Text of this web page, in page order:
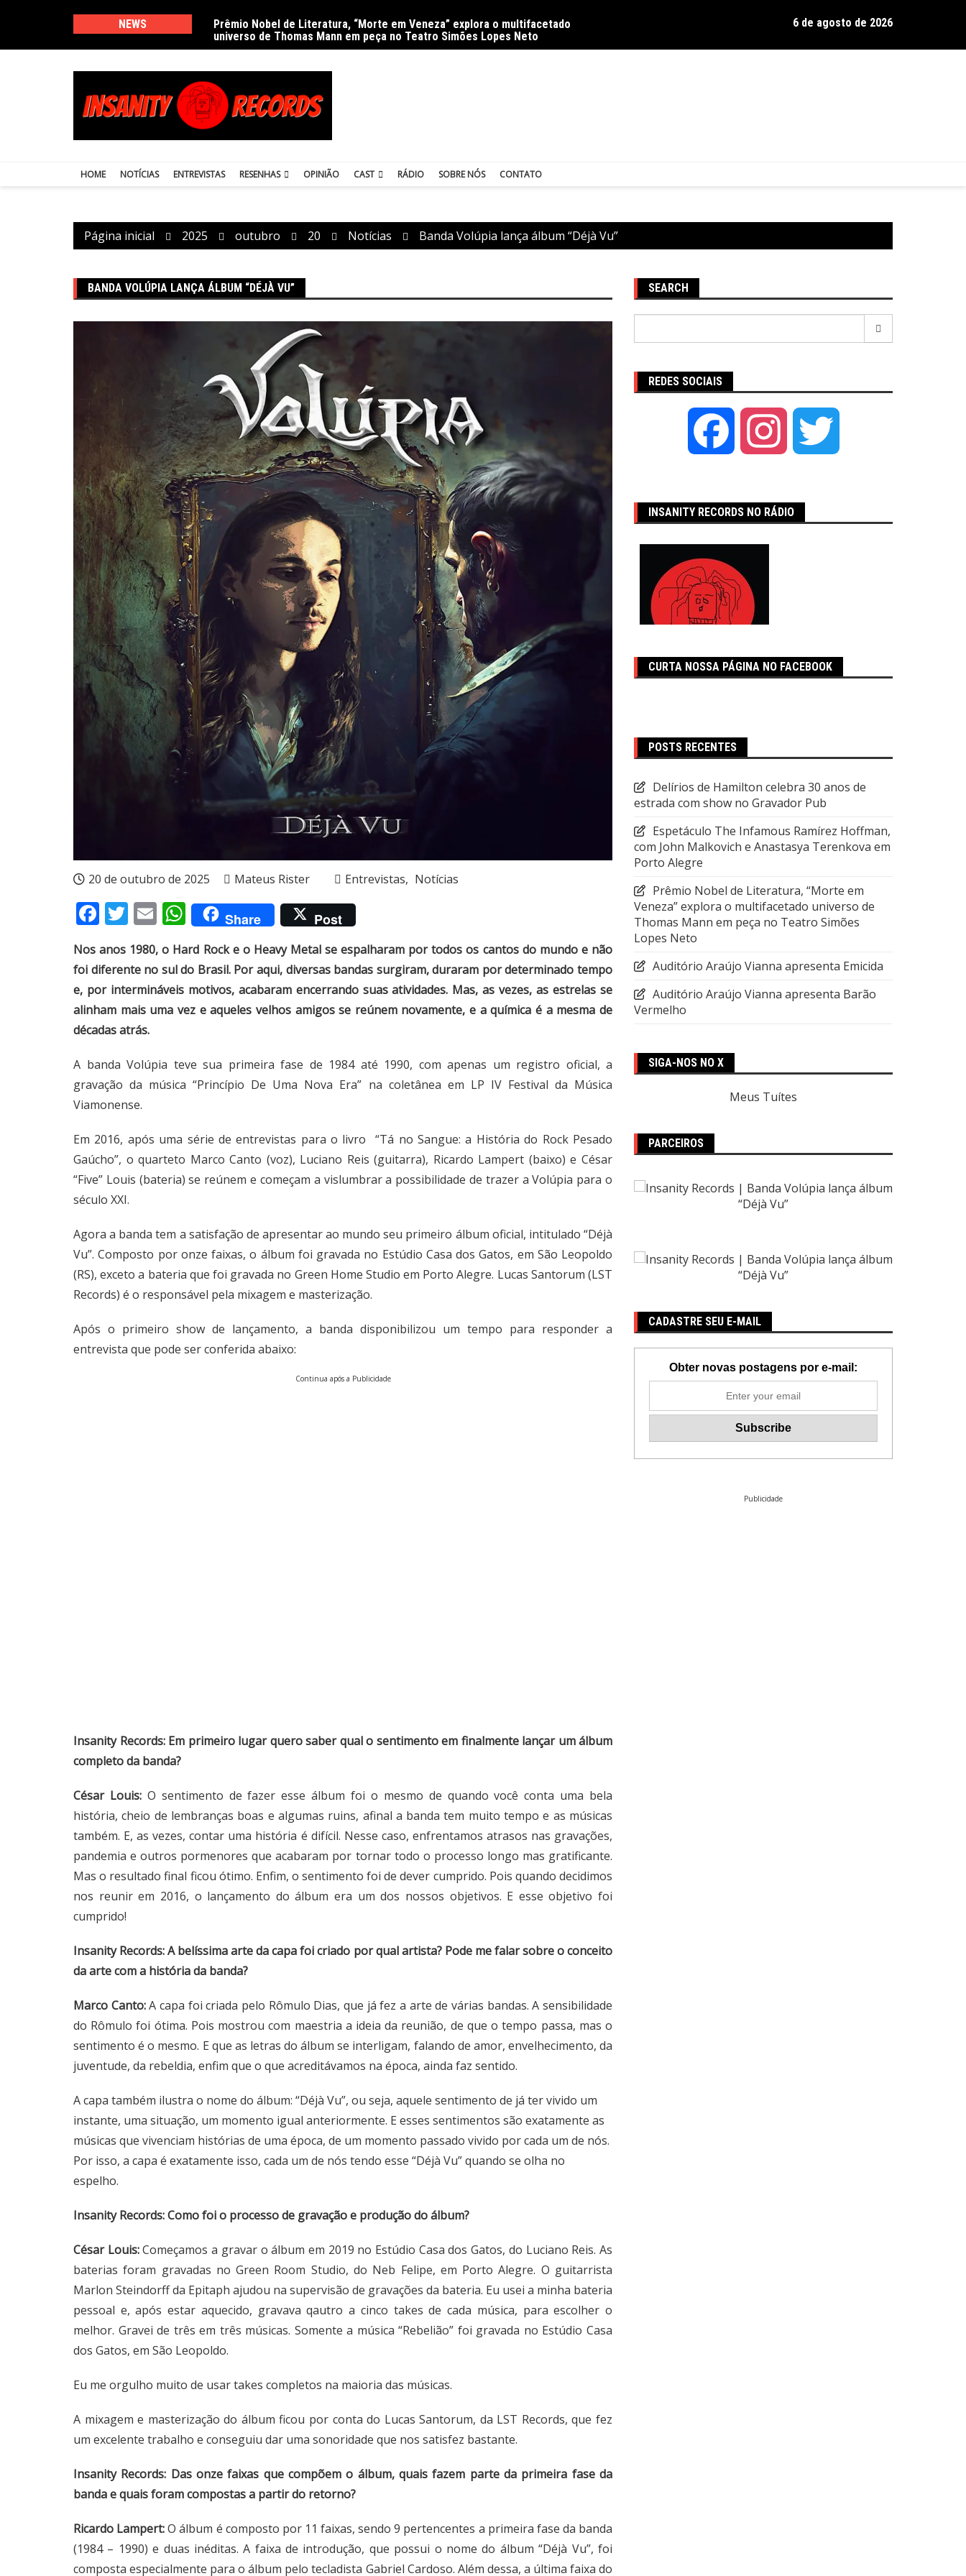
conteúdo
NEWS
Prêmio Nobel de Literatura, “Morte em Veneza” explora o multifacetado
universo de Thomas Mann em peça no Teatro Simões Lopes Neto
Delírios de Hamilton celebra 30 anos de estrada com show no Gravador
6 de agosto de 2026
HOME NOTÍCIAS ENTREVISTAS RESENHAS OPINIÃO CAST RÁDIO SOBRE NÓS CONTATO
Página inicial 2025 outubro 20 Notícias Banda Volúpia lança álbum “Déjà Vu”
BANDA VOLÚPIA LANÇA ÁLBUM “DÉJÀ VU”
20 de outubro de 2025 Mateus Rister Entrevistas Notícias
Facebook
Twitter
EmailWhatsApp
Share Post
Nos anos 1980, o Hard Rock e o Heavy Metal se espalharam por todos os cantos do mundo e não
foi diferente no sul do Brasil. Por aqui, diversas bandas surgiram, duraram por determinado tempo
e, por intermináveis motivos, acabaram encerrando suas atividades. Mas, as vezes, as estrelas se
alinham mais uma vez e aqueles velhos amigos se reúnem novamente, e a química é a mesma de
décadas atrás.
A banda Volúpia teve sua primeira fase de 1984 até 1990, com apenas um registro oficial, a
gravação da música “Princípio De Uma Nova Era” na coletânea em LP IV Festival da Música
Viamonense.
Em 2016, após uma série de entrevistas para o livro “Tá no Sangue: a História do Rock Pesado
Gaúcho”, o quarteto Marco Canto (voz), Luciano Reis (guitarra), Ricardo Lampert (baixo) e César
“Five” Louis (bateria) se reúnem e começam a vislumbrar a possibilidade de trazer a Volúpia para o
século XXI.
Agora a banda tem a satisfação de apresentar ao mundo seu primeiro álbum oficial, intitulado “Déjà
Vu”. Composto por onze faixas, o álbum foi gravada no Estúdio Casa dos Gatos, em São Leopoldo
(RS), exceto a bateria que foi gravada no Green Home Studio em Porto Alegre. Lucas Santorum (LST
Records) é o responsável pela mixagem e masterização.
Após o primeiro show de lançamento, a banda disponibilizou um tempo para responder a
entrevista que pode ser conferida abaixo:
Continua após a Publicidade
Insanity Records: Em primeiro lugar quero saber qual o sentimento em finalmente lançar um álbum
completo da banda?
César Louis:O sentimento de fazer esse álbum foi o mesmo de quando você conta uma bela
história, cheio de lembranças boas e algumas ruins, afinal a banda tem muito tempo e as músicas
também. E, as vezes, contar uma história é difícil. Nesse caso, enfrentamos atrasos nas gravações,
pandemia e outros pormenores que acabaram por tornar todo o processo longo mas gratificante.
Mas o resultado final ficou ótimo. Enfim, o sentimento foi de dever cumprido. Pois quando decidimos
nos reunir em 2016, o lançamento do álbum era um dos nossos objetivos. E esse objetivo foi
cumprido!
Insanity Records: A belíssima arte da capa foi criado por qual artista? Pode me falar sobre o conceito
da arte com a história da banda?
Marco Canto:A capa foi criada pelo Rômulo Dias, que já fez a arte de várias bandas. A sensibilidade
do Rômulo foi ótima. Pois mostrou com maestria a ideia da reunião, de que o tempo passa, mas o
sentimento é o mesmo. E que as letras do álbum se interligam, falando de amor, envelhecimento, da
juventude, da rebeldia, enfim que o que acreditávamos na época, ainda faz sentido.
A capa também ilustra o nome do álbum: “Déjà Vu”, ou seja, aquele sentimento de já ter vivido um
instante, uma situação, um momento igual anteriormente. E esses sentimentos são exatamente as
músicas que vivenciam histórias de uma época, de um momento passado vivido por cada um de nós.
Por isso, a capa é exatamente isso, cada um de nós tendo esse “Déjà Vu” quando se olha no
espelho.
Insanity Records: Como foi o processo de gravação e produção do álbum?
César Louis:Começamos a gravar o álbum em 2019 no Estúdio Casa dos Gatos, do Luciano Reis. As
baterias foram gravadas no Green Room Studio, do Neb Felipe, em Porto Alegre. O guitarrista
Marlon Steindorff da Epitaph ajudou na supervisão de gravações da bateria. Eu usei a minha bateria
pessoal e, após estar aquecido, gravava qautro a cinco takes de cada música, para escolher o
melhor. Gravei de três em três músicas. Somente a música “Rebelião” foi gravada no Estúdio Casa
dos Gatos, em São Leopoldo.
Eu me orgulho muito de usar takes completos na maioria das músicas.
A mixagem e masterização do álbum ficou por conta do Lucas Santorum, da LST Records, que fez
um excelente trabalho e conseguiu dar uma sonoridade que nos satisfez bastante.
Insanity Records: Das onze faixas que compõem o álbum, quais fazem parte da primeira fase da
banda e quais foram compostas a partir do retorno?
Ricardo Lampert:O álbum é composto por 11 faixas, sendo 9 pertencentes a primeira fase da banda
(1984 – 1990) e duas inéditas. A faixa de introdução, que possui o nome do álbum “Déjà Vu”, foi
composta especialmente para o álbum pelo tecladista Gabriel Cardoso. Além dessa, a última faixa do
SEARCH
REDES SOCIAIS
Facebook Instagram
INSANITY RECORDS NO RÁDIO
CURTA NOSSA PÁGINA NO FACEBOOK
POSTS RECENTES
Delírios de Hamilton celebra 30 anos de
estrada com show no Gravador Pub
Espetáculo The Infamous Ramírez Hoffman,
com John Malkovich e Anastasya Terenkova em
Porto Alegre
Prêmio Nobel de Literatura, “Morte em
Veneza” explora o multifacetado universo de
Thomas Mann em peça no Teatro Simões
Lopes Neto
Auditório Araújo Vianna apresenta Emicida
Auditório Araújo Vianna apresenta Barão
Vermelho
SIGA-NOS NO X
Meus Tuítes
PARCEIROS
CADASTRE SEU E-MAIL
Obter novas postagens por e-mail:
Publicidade